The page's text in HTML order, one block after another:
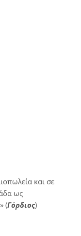
και σε
ως
(Γόρδιος)